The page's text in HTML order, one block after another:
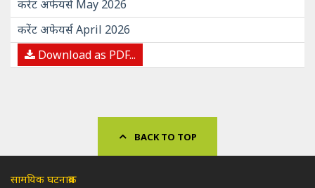
करेंट अफेयर्स May 2026
करेंट अफेयर्स April 2026
Download as PDF...
BACK TO TOP
सामयिक घटनाक्रम